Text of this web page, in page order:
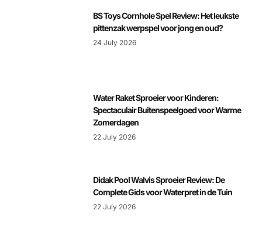
BS Toys Cornhole Spel Review: Het leukste
pittenzak werpspel voor jong en oud?
24 July 2026
Water Raket Sproeier voor Kinderen:
Spectaculair Buitenspeelgoed voor Warme
Zomerdagen
22 July 2026
Didak Pool Walvis Sproeier Review: De
Complete Gids voor Waterpret in de Tuin
22 July 2026